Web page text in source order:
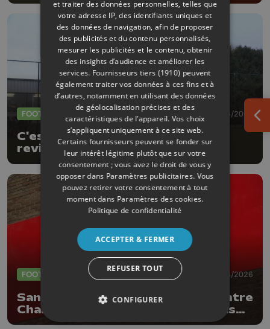
FOOTBALL 29/06/2026
C'est officiel: Jonathan Legear
revient au Standard, comme
entraîneur adjoint
FOOTBALL 26/06/2026
Sanctions suite aux incidents contre
Charleroi : le Standard ne fera pas
appel
et traiter des données personnelles, telles que
votre adresse IP, des identifiants uniques et
des données de navigation, afin de proposer
des publicités et du contenu personnalisés,
mesurer les publicités et le contenu, obtenir
des insights d’audience et améliorer les
services. Fournisseurs tiers (1910) peuvent
également traiter vos données à ces fins et à
d’autres, notamment en utilisant des données
de géolocalisation précises et des
caractéristiques de l’appareil. Vos choix
s’appliquent uniquement à ce site web.
Certains fournisseurs peuvent se fonder sur
leur intérêt légitime plutôt que sur votre
consentement ; vous avez le droit de vous y
opposer dans Paramètres publicitaires. Vous
pouvez retirer votre consentement à tout
moment dans Paramètres des cookies.
Politique de confidentialité
ACCEPTER & FERMER
REFUSER TOUT
CONFIGURER